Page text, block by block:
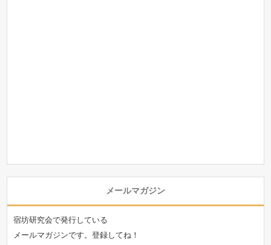
メールマガジン
宿坊研究会で発行している
メールマガジンです。登録してね！